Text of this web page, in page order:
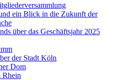
ein Blick in die Zukunft der
über das Geschäftsjahr 2025
der Stadt Köln
Dom
Rhein